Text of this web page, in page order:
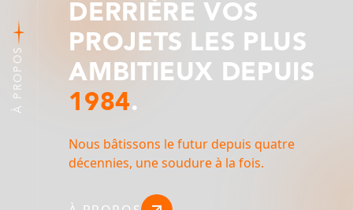
À PROPOS
DERRIÈRE VOS
PROJETS LES PLUS
AMBITIEUX DEPUIS
1984.
Nous bâtissons le futur depuis quatre
décennies, une soudure à la fois.